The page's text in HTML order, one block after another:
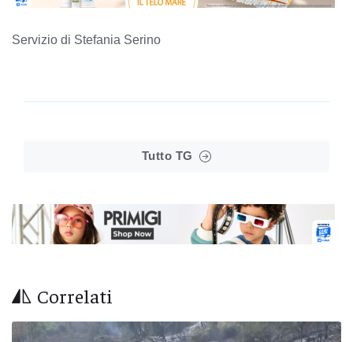
Servizio di Stefania Serino
Tutto TG
Correlati